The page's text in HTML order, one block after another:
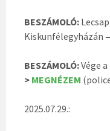
BESZÁMOLÓ:
Kiskunfélegyházán
BESZÁMOLÓ:Vége
> MEGNÉZEM
2025.07.29.: